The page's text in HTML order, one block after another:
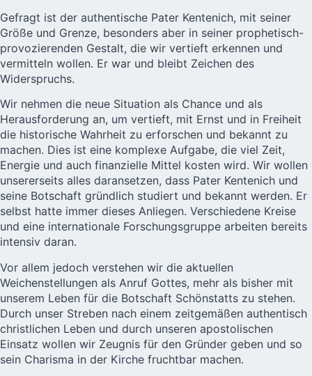
Gefragt ist der authentische Pater Kentenich, mit seiner
Größe und Grenze, besonders aber in seiner prophetisch-
provozierenden Gestalt, die wir vertieft erkennen und
vermitteln wollen. Er war und bleibt Zeichen des
Widerspruchs.
Wir nehmen die neue Situation als Chance und als
Herausforderung an, um vertieft, mit Ernst und in Freiheit
die historische Wahrheit zu erforschen und bekannt zu
machen. Dies ist eine komplexe Aufgabe, die viel Zeit,
Energie und auch finanzielle Mittel kosten wird. Wir wollen
unsererseits alles daransetzen, dass Pater Kentenich und
seine Botschaft gründlich studiert und bekannt werden. Er
selbst hatte immer dieses Anliegen. Verschiedene Kreise
und eine internationale Forschungsgruppe arbeiten bereits
intensiv daran.
Vor allem jedoch verstehen wir die aktuellen
Weichenstellungen als Anruf Gottes, mehr als bisher mit
unserem Leben für die Botschaft Schönstatts zu stehen.
Durch unser Streben nach einem zeitgemäßen authentisch
christlichen Leben und durch unseren apostolischen
Einsatz wollen wir Zeugnis für den Gründer geben und so
sein Charisma in der Kirche fruchtbar machen.